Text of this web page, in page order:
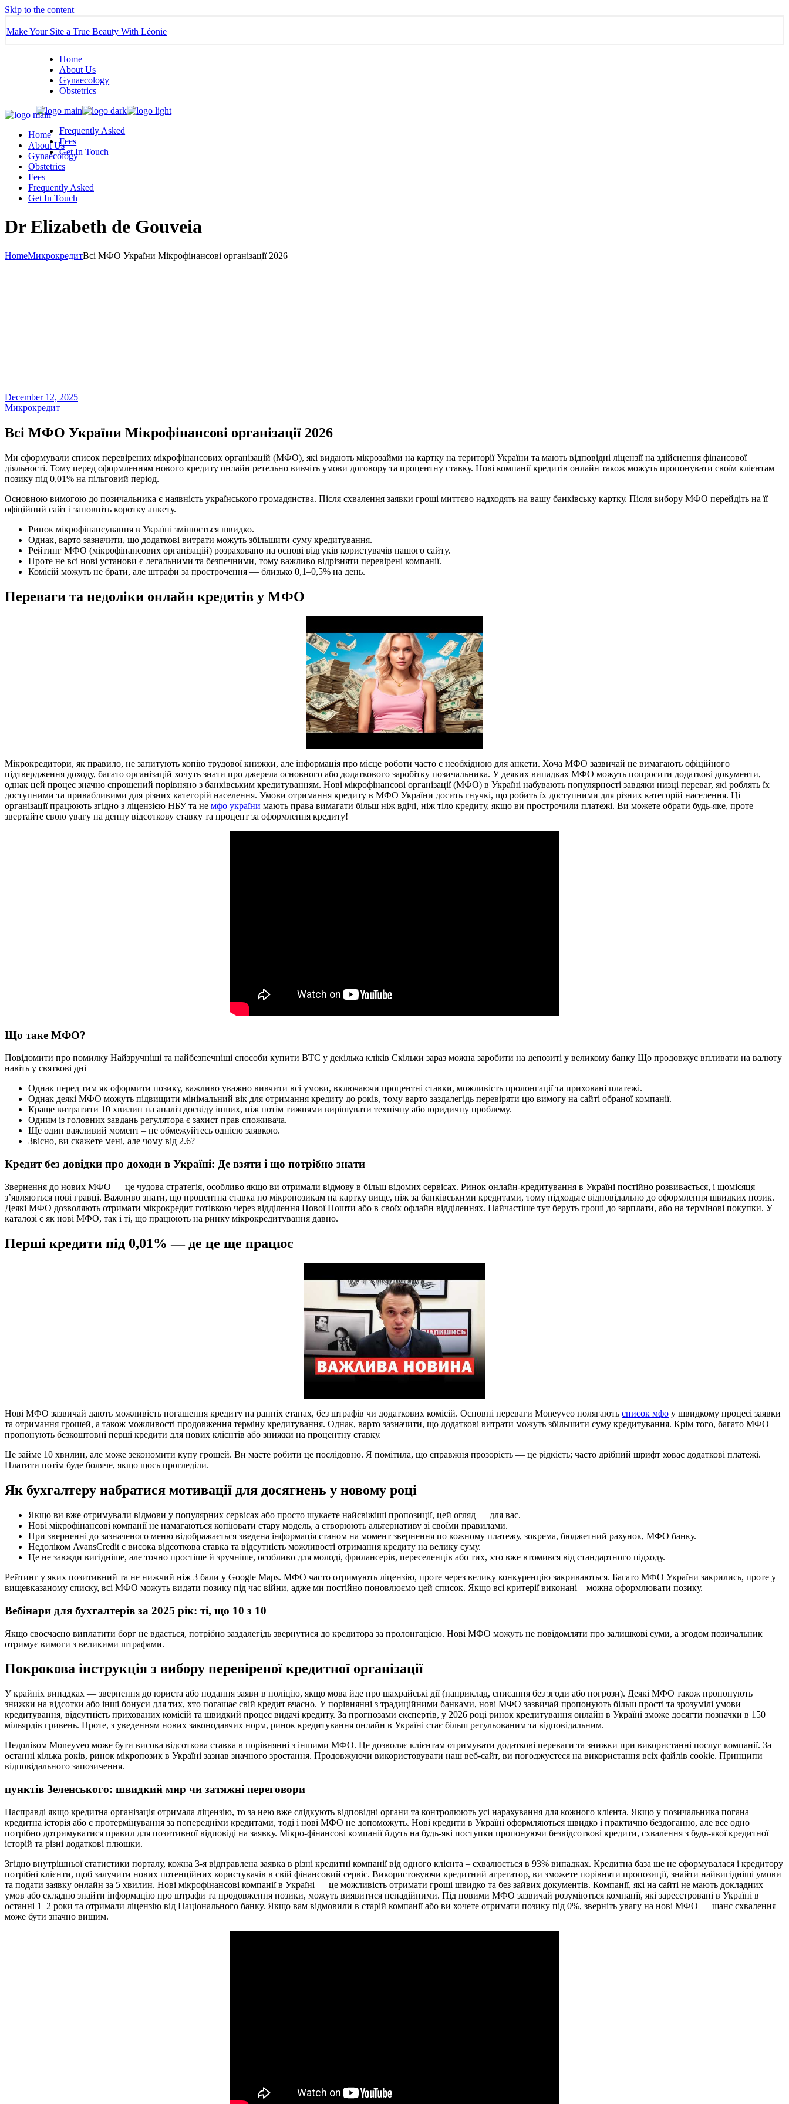
Skip to the content
Make Your Site a True Beauty With Léonie
Home
About Us
Gynaecology
Obstetrics
Frequently Asked
Fees
Get In Touch
Home
About Us
Gynaecology
Obstetrics
Fees
Frequently Asked
Get In Touch
Dr Elizabeth de Gouveia
HomeМикрокредитВсі МФО України Мікрофінансові організації 2026
December 12, 2025
Микрокредит
Всі МФО України Мікрофінансові організації 2026
Ми сформували список перевірених мікрофінансових організацій (МФО), які видають мікрозайми на картку на території України та мають відповідні ліцензії на здійснення фінансової
діяльності. Тому перед оформленням нового кредиту онлайн ретельно вивчіть умови договору та процентну ставку. Нові компанії кредитів онлайн також можуть пропонувати своїм клієнтам
позику під 0,01% на пільговий період.
Основною вимогою до позичальника є наявність українського громадянства. Після схвалення заявки гроші миттєво надходять на вашу банківську картку. Після вибору МФО перейдіть на її
офіційний сайт і заповніть коротку анкету.
Ринок мікрофінансування в Україні змінюється швидко.
Однак, варто зазначити, що додаткові витрати можуть збільшити суму кредитування.
Рейтинг МФО (мікрофінансових організацій) розраховано на основі відгуків користувачів нашого сайту.
Проте не всі нові установи є легальними та безпечними, тому важливо відрізняти перевірені компанії.
Комісій можуть не брати, але штрафи за прострочення — близько 0,1–0,5% на день.
Переваги та недоліки онлайн кредитів у МФО
Мікрокредитори, як правило, не запитують копію трудової книжки, але інформація про місце роботи часто є необхідною для анкети. Хоча МФО зазвичай не вимагають офіційного
підтвердження доходу, багато організацій хочуть знати про джерела основного або додаткового заробітку позичальника. У деяких випадках МФО можуть попросити додаткові документи,
однак цей процес значно спрощений порівняно з банківським кредитуванням. Нові мікрофінансові організації (МФО) в Україні набувають популярності завдяки низці переваг, які роблять їх
доступними та привабливими для різних категорій населення. Умови отримання кредиту в МФО України досить гнучкі, що робить їх доступними для різних категорій населення. Ці
організації працюють згідно з ліцензією НБУ та не мфо україни мають права вимагати більш ніж вдічі, ніж тіло кредиту, якщо ви прострочили платежі. Ви можете обрати будь-яке, проте
звертайте свою увагу на денну відсоткову ставку та процент за оформлення кредиту!
Що таке МФО?
Повідомити про помилку Найзручніші та найбезпечніші способи купити BTC у декілька кліків Скільки зараз можна заробити на депозиті у великому банку Що продовжує впливати на валюту
навіть у святкові дні
Однак перед тим як оформити позику, важливо уважно вивчити всі умови, включаючи процентні ставки, можливість пролонгації та приховані платежі.
Однак деякі МФО можуть підвищити мінімальний вік для отримання кредиту до років, тому варто заздалегідь перевіряти цю вимогу на сайті обраної компанії.
Краще витратити 10 хвилин на аналіз досвіду інших, ніж потім тижнями вирішувати технічну або юридичну проблему.
Одним із головних завдань регулятора є захист прав споживача.
Ще один важливий момент – не обмежуйтесь однією заявкою.
Звісно, ви скажете мені, але чому від 2.6?
Кредит без довідки про доходи в Україні: Де взяти і що потрібно знати
Звернення до нових МФО — це чудова стратегія, особливо якщо ви отримали відмову в більш відомих сервісах. Ринок онлайн-кредитування в Україні постійно розвивається, і щомісяця
з’являються нові гравці. Важливо знати, що процентна ставка по мікропозикам на картку вище, ніж за банківськими кредитами, тому підходьте відповідально до оформлення швидких позик.
Деякі МФО дозволяють отримати мікрокредит готівкою через відділення Нової Пошти або в своїх офлайн відділеннях. Найчастіше тут беруть гроші до зарплати, або на термінові покупки. У
каталозі є як нові МФО, так і ті, що працюють на ринку мікрокредитування давно.
Перші кредити під 0,01% — де це ще працює
Нові МФО зазвичай дають можливість погашення кредиту на ранніх етапах, без штрафів чи додаткових комісій. Основні переваги Moneyveo полягають список мфо у швидкому процесі заявки
та отримання грошей, а також можливості продовження терміну кредитування. Однак, варто зазначити, що додаткові витрати можуть збільшити суму кредитування. Крім того, багато МФО
пропонують безкоштовні перші кредити для нових клієнтів або знижки на процентну ставку.
Це займе 10 хвилин, але може зекономити купу грошей. Ви маєте робити це послідовно. Я помітила, що справжня прозорість — це рідкість; часто дрібний шрифт ховає додаткові платежі.
Платити потім буде боляче, якщо щось прогледіли.
Як бухгалтеру набратися мотивації для досягнень у новому році
Якщо ви вже отримували відмови у популярних сервісах або просто шукаєте найсвіжіші пропозиції, цей огляд — для вас.
Нові мікрофінансові компанії не намагаються копіювати стару модель, а створюють альтернативу зі своїми правилами.
При зверненні до зазначеного меню відображається зведена інформація станом на момент звернення по кожному платежу, зокрема, бюджетний рахунок, МФО банку.
Недоліком AvansCredit є висока відсоткова ставка та відсутність можливості отримання кредиту на велику суму.
Це не завжди вигідніше, але точно простіше й зручніше, особливо для молоді, фрилансерів, переселенців або тих, хто вже втомився від стандартного підходу.
Рейтинг у яких позитивний та не нижчий ніж 3 бали у Google Maps. МФО часто отримують ліцензію, проте через велику конкуренцію закриваються. Багато МФО України закрились, проте у
вищевказаному списку, всі МФО можуть видати позику під час війни, адже ми постійно поновлюємо цей список. Якщо всі критерії виконані – можна оформлювати позику.
Вебінари для бухгалтерів за 2025 рік: ті, що 10 з 10
Якщо своєчасно виплатити борг не вдається, потрібно заздалегідь звернутися до кредитора за пролонгацією. Нові МФО можуть не повідомляти про залишкові суми, а згодом позичальник
отримує вимоги з великими штрафами.
Покрокова інструкція з вибору перевіреної кредитної організації
У крайніх випадках — звернення до юриста або подання заяви в поліцію, якщо мова йде про шахрайські дії (наприклад, списання без згоди або погрози). Деякі МФО також пропонують
знижки на відсотки або інші бонуси для тих, хто погашає свій кредит вчасно. У порівнянні з традиційними банками, нові МФО зазвичай пропонують більш прості та зрозумілі умови
кредитування, відсутність прихованих комісій та швидкий процес видачі кредиту. За прогнозами експертів, у 2026 році ринок кредитування онлайн в Україні зможе досягти позначки в 150
мільярдів гривень. Проте, з уведенням нових законодавчих норм, ринок кредитування онлайн в Україні стає більш регульованим та відповідальним.
Недоліком Moneyveo може бути висока відсоткова ставка в порівнянні з іншими МФО. Це дозволяє клієнтам отримувати додаткові переваги та знижки при використанні послуг компанії. За
останні кілька років, ринок мікропозик в Україні зазнав значного зростання. Продовжуючи використовувати наш веб-сайт, ви погоджуєтеся на використання всіх файлів cookie. Принципи
відповідального запозичення.
пунктів Зеленського: швидкий мир чи затяжні переговори
Насправді якщо кредитна організація отримала ліцензію, то за нею вже слідкують відповідні органи та контролюють усі нарахування для кожного клієнта. Якщо у позичальника погана
кредитна історія або є протермінування за попередніми кредитами, тоді і нові МФО не допоможуть. Нові кредити в Україні оформляються швидко і практично бездоганно, але все одно
потрібно дотримуватися правил для позитивної відповіді на заявку. Мікро-фінансові компанії йдуть на будь-які поступки пропонуючи безвідсоткові кредити, схвалення з будь-якої кредитної
історій та різні додаткові плюшки.
Згідно внутрішньої статистики порталу, кожна 3-я відправлена заявка в різні кредитні компанії від одного клієнта – схвалюється в 93% випадках. Кредитна база ще не сформувалася і кредитору
потрібні клієнти, щоб залучити нових потенційних користувачів в свій фінансовий сервіс. Використовуючи кредитний агрегатор, ви зможете порівняти пропозиції, знайти найвигідніші умови
та подати заявку онлайн за 5 хвилин. Нові мікрофінансові компанії в Україні — це можливість отримати гроші швидко та без зайвих документів. Компанії, які на сайті не мають докладних
умов або складно знайти інформацію про штрафи та продовження позики, можуть виявитися ненадійними. Під новими МФО зазвичай розуміються компанії, які зареєстровані в Україні в
останні 1–2 роки та отримали ліцензію від Національного банку. Якщо вам відмовили в старій компанії або ви хочете отримати позику під 0%, зверніть увагу на нові МФО — шанс схвалення
може бути значно вищим.